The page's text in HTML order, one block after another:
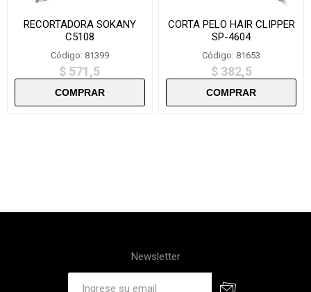
RECORTADORA SOKANY
C5108
Código: 81399
$ 571,5
CORTA PELO HAIR CLIPPER
SP-4604
Código: 81653
$ 382,5
Newsletter